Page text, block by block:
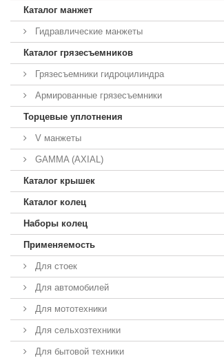
Каталог манжет
Гидравлические манжеты
Каталог грязесъемников
Грязесъемники гидроцилиндра
Армированные грязесъемники
Торцевые уплотнения
V манжеты
GAMMA (AXIAL)
Каталог крышек
Каталог колец
Наборы колец
Применяемость
Для стоек
Для автомобилей
Для мототехники
Для сельхозтехники
Для бытовой техники